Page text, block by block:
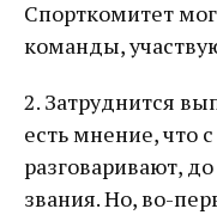
Спорткомитет
команды,
2. Затруднится
есть мнение, что
разговаривают,
звания. Но, во-